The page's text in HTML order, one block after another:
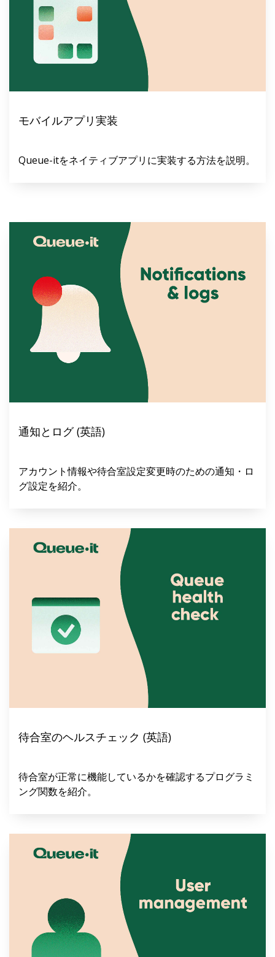
Deutsch
日本語
한국어
モバイルアプリ実装
Queue-itをネイティブアプリに実装する方法を説明。
通知とログ (英語)
アカウント情報や待合室設定変更時のための通知・ロ
グ設定を紹介。
待合室のヘルスチェック (英語)
待合室が正常に機能しているかを確認するプログラミ
ング関数を紹介。